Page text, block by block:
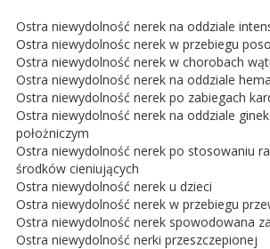
Ostra niewydolność nerek na oddziale
Ostra niewydolnośc nerek w przebiegu
Ostra niewydolność nerek w chorobach
Ostra niewydolność nerek na oddziale
Ostra niewydolność nerek po zabiegach
Ostra niewydolność nerek na oddziale
położniczym
Ostra niewydolność nerek po stosowaniu
środków cieniujących
Ostra niewydolność nerek u dzieci
Ostra niewydolność nerek w przebiegu
Ostra niewydolność nerek spowodowana
Ostra niewydolność nerki przeszczepionej